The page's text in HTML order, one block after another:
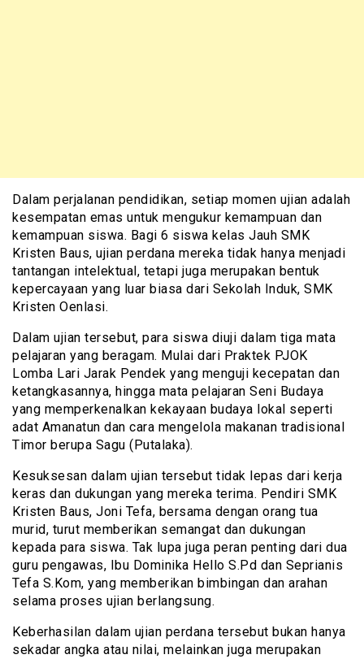
Dalam perjalanan pendidikan, setiap momen ujian adalah
kesempatan emas untuk mengukur kemampuan dan
kemampuan siswa. Bagi 6 siswa kelas Jauh SMK
Kristen Baus, ujian perdana mereka tidak hanya menjadi
tantangan intelektual, tetapi juga merupakan bentuk
kepercayaan yang luar biasa dari Sekolah Induk, SMK
Kristen Oenlasi.
Dalam ujian tersebut, para siswa diuji dalam tiga mata
pelajaran yang beragam. Mulai dari Praktek PJOK
Lomba Lari Jarak Pendek yang menguji kecepatan dan
ketangkasannya, hingga mata pelajaran Seni Budaya
yang memperkenalkan kekayaan budaya lokal seperti
adat Amanatun dan cara mengelola makanan tradisional
Timor berupa Sagu (Putalaka).
Kesuksesan dalam ujian tersebut tidak lepas dari kerja
keras dan dukungan yang mereka terima. Pendiri SMK
Kristen Baus, Joni Tefa, bersama dengan orang tua
murid, turut memberikan semangat dan dukungan
kepada para siswa. Tak lupa juga peran penting dari dua
guru pengawas, Ibu Dominika Hello S.Pd dan Seprianis
Tefa S.Kom, yang memberikan bimbingan dan arahan
selama proses ujian berlangsung.
Keberhasilan dalam ujian perdana tersebut bukan hanya
sekadar angka atau nilai, melainkan juga merupakan